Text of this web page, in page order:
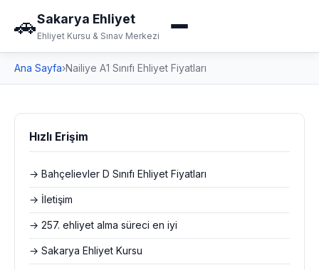
🚗Sakarya Ehliyet
Ehliyet Kursu & Sınav Merkezi
Ana Sayfa›Nailiye A1 Sınıfı Ehliyet Fiyatları
Hızlı Erişim
→ Bahçelievler D Sınıfı Ehliyet Fiyatları
→ İletişim
→ 257. ehliyet alma süreci en iyi
→ Sakarya Ehliyet Kursu